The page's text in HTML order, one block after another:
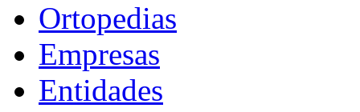
Ortopedias
Empresas
Entidades